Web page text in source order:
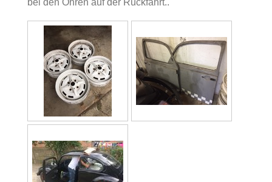
bei den Ohren auf der Rückfahrt..